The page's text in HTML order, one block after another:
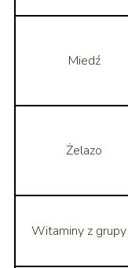
Miedź
Żelazo
Witaminy z